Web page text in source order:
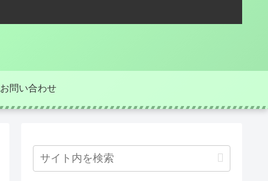
お問い合わせ